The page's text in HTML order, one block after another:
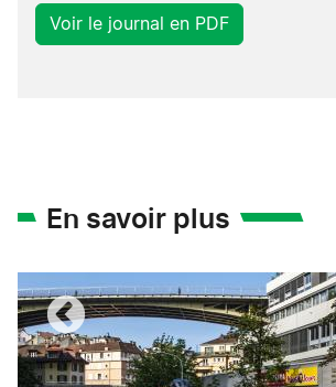
Voir le journal en PDF
En savoir plus